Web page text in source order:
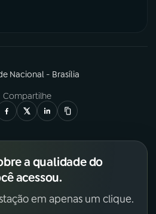
Nacional - Brasília
Compartilhe
a qualidade do
acessou.
em apenas um clique.